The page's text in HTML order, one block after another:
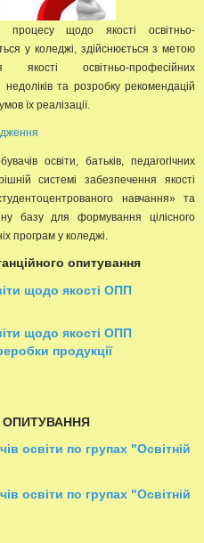
процесу щодо якості освітньо-
у коледжі, здійснюється з метою
якості освітньо-професійних
та розробку рекомендацій
їх реалізації.
освіти, батьків, педагогічних
системі забезпечення якості
навчання» та
базу для формування цілісного
програм у коледжі.
опитування
щодо якості ОПП
щодо якості ОПП
продукції
ОПИТУВАННЯ
освіти по групах "Освітній
освіти по групах "Освітній